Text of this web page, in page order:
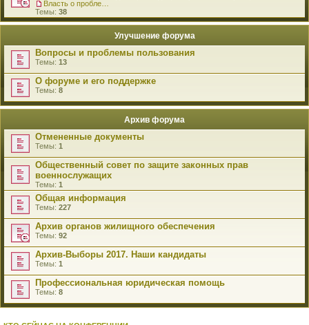
Темы: 38
Улучшение форума
Вопросы и проблемы пользования
Темы: 13
О форуме и его поддержке
Темы: 8
Архив форума
Отмененные документы
Темы: 1
Общественный совет по защите законных прав
военнослужащих
Темы: 1
Общая информация
Темы: 227
Архив органов жилищного обеспечения
Темы: 92
Архив-Выборы 2017. Наши кандидаты
Темы: 1
Профессиональная юридическая помощь
Темы: 8